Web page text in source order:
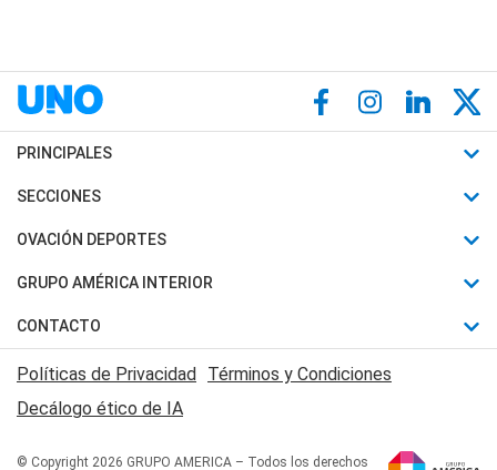
PRINCIPALES
Últimas Noticias
Política
Judiciales
Economia
SECCIONES
Horóscopo
Motores
Trucos caseros
Series y Películas
Edictos y Solicitadas
OVACIÓN DEPORTES
Fútbol
Mundial
Automovilismo
Rugby
Básquet
GRUPO AMÉRICA INTERIOR
Canal 7 en Vivo
CONTACTO
Acerca de Nosotros
Contactanos
Políticas de Privacidad Términos y Condiciones
Decálogo ético de IA
© Copyright 2026 GRUPO AMERICA – Todos los derechos